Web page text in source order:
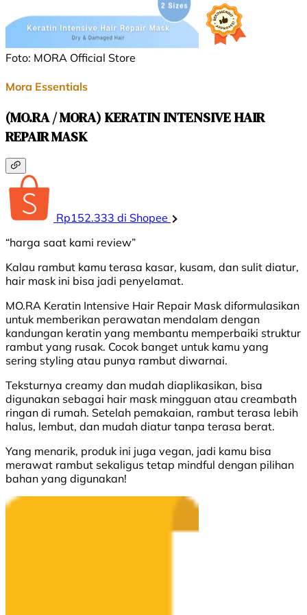
Foto: MORA Official Store
Mora Essentials
(MO.RA / MORA) KERATIN INTENSIVE HAIR
REPAIR MASK
Rp152.333 di Shopee
“harga saat kami review”
Kalau rambut kamu terasa kasar, kusam, dan sulit diatur,
hair mask ini bisa jadi penyelamat.
MO.RA Keratin Intensive Hair Repair Mask diformulasikan
untuk memberikan perawatan mendalam dengan
kandungan keratin yang membantu memperbaiki struktur
rambut yang rusak. Cocok banget untuk kamu yang
sering styling atau punya rambut diwarnai.
Teksturnya creamy dan mudah diaplikasikan, bisa
digunakan sebagai hair mask mingguan atau creambath
ringan di rumah. Setelah pemakaian, rambut terasa lebih
halus, lembut, dan mudah diatur tanpa terasa berat.
Yang menarik, produk ini juga vegan, jadi kamu bisa
merawat rambut sekaligus tetap mindful dengan pilihan
bahan yang digunakan!